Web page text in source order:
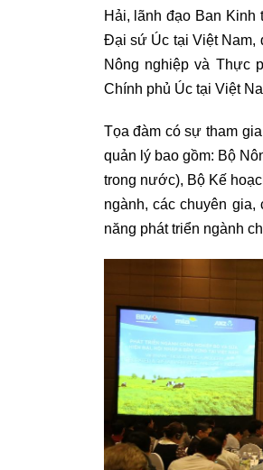
Hải, lãnh đạo Ban
Đại sứ Úc tại Việt Nam,
Nông nghiệp và Thực
Chính phủ Úc tại Việt
Tọa đàm có sự tham
quản lý bao gồm: Bộ
trong nước), Bộ Kế
ngành, các chuyên
năng phát triển ngành